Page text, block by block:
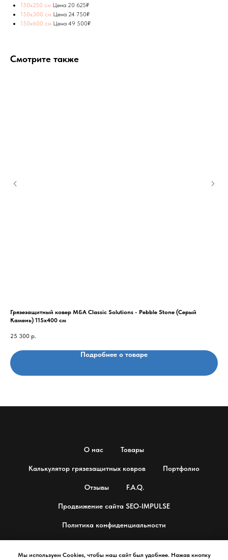
Мы используем Cookies, чтобы наш сайт был удобнее. Нажав кнопку
150х250 см Цена 20 625₽
150х300 см Цена 24 750₽
150х600 см Цена 49 500₽
Смотрите также
Грязезащитный ковер M&A Classic Solutions - Pebble Stone (Серый
Камень) 115х400 см
25 300 р.
Подробнее о товаре
О нас Товары
Калькулятор грязезащитных ковров Портфолио
Отзывы F.A.Q.
Продвижение сайта SEO-IMPULSE
Политика конфиденциальности